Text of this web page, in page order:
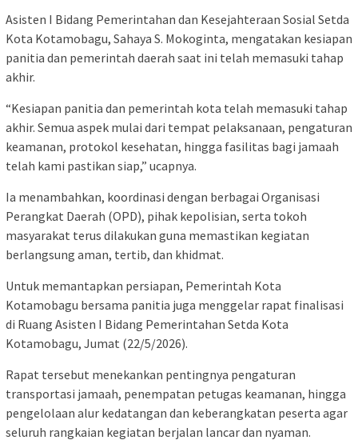
Asisten I Bidang Pemerintahan dan Kesejahteraan Sosial Setda
Kota Kotamobagu, Sahaya S. Mokoginta, mengatakan kesiapan
panitia dan pemerintah daerah saat ini telah memasuki tahap
akhir.
“Kesiapan panitia dan pemerintah kota telah memasuki tahap
akhir. Semua aspek mulai dari tempat pelaksanaan, pengaturan
keamanan, protokol kesehatan, hingga fasilitas bagi jamaah
telah kami pastikan siap,” ucapnya.
Ia menambahkan, koordinasi dengan berbagai Organisasi
Perangkat Daerah (OPD), pihak kepolisian, serta tokoh
masyarakat terus dilakukan guna memastikan kegiatan
berlangsung aman, tertib, dan khidmat.
Untuk memantapkan persiapan, Pemerintah Kota
Kotamobagu bersama panitia juga menggelar rapat finalisasi
di Ruang Asisten I Bidang Pemerintahan Setda Kota
Kotamobagu, Jumat (22/5/2026).
Rapat tersebut menekankan pentingnya pengaturan
transportasi jamaah, penempatan petugas keamanan, hingga
pengelolaan alur kedatangan dan keberangkatan peserta agar
seluruh rangkaian kegiatan berjalan lancar dan nyaman.